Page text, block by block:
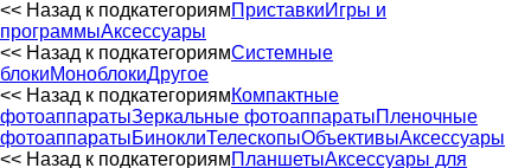
<< Назад к подкатегориямПриставкиИгры и
программыАксессуары
<< Назад к подкатегориямСистемные
блокиМоноблокиДругое
<< Назад к подкатегориямКомпактные
фотоаппаратыЗеркальные фотоаппаратыПленочные
фотоаппаратыБиноклиТелескопыОбъективыАксессуары
<< Назад к подкатегориямПланшетыАксессуары для